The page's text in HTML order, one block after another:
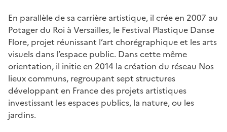
En parallèle de sa carrière artistique, il crée en 2007 au
Potager du Roi à Versailles, le Festival Plastique Danse
Flore, projet réunissant l’art chorégraphique et les arts
visuels dans l’espace public. Dans cette même
orientation, il initie en 2014 la création du réseau Nos
lieux communs, regroupant sept structures
développant en France des projets artistiques
investissant les espaces publics, la nature, ou les
jardins.